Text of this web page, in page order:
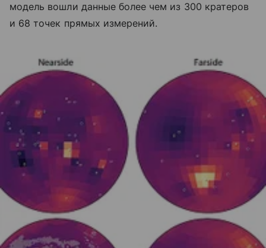
модель вошли данные более чем из 300 кратеров
и 68 точек прямых измерений.